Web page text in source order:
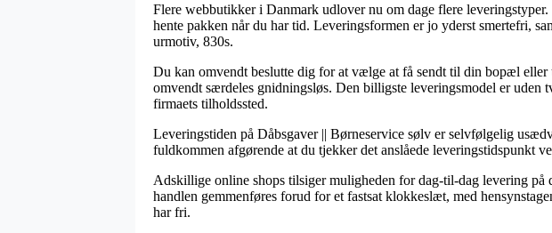
Flere webbutikker i Danmark udlover nu om dage flere
hente pakken når du har tid. Leveringsformen er jo yderst smertefri,
urmotiv, 830s.
Du kan omvendt beslutte dig for at vælge at få sendt til din bopæl
omvendt særdeles gnidningsløs. Den billigste leveringsmodel er
firmaets tilholdssted.
Leveringstiden på Dåbsgaver || Børneservice sølv er selvfølgelig
fuldkommen afgørende at du tjekker det anslåede leveringstidspunkt
Adskillige online shops tilsiger muligheden for dag-til-dag levering
handlen gemmenføres forud for et fastsat klokkeslæt, med
har fri.